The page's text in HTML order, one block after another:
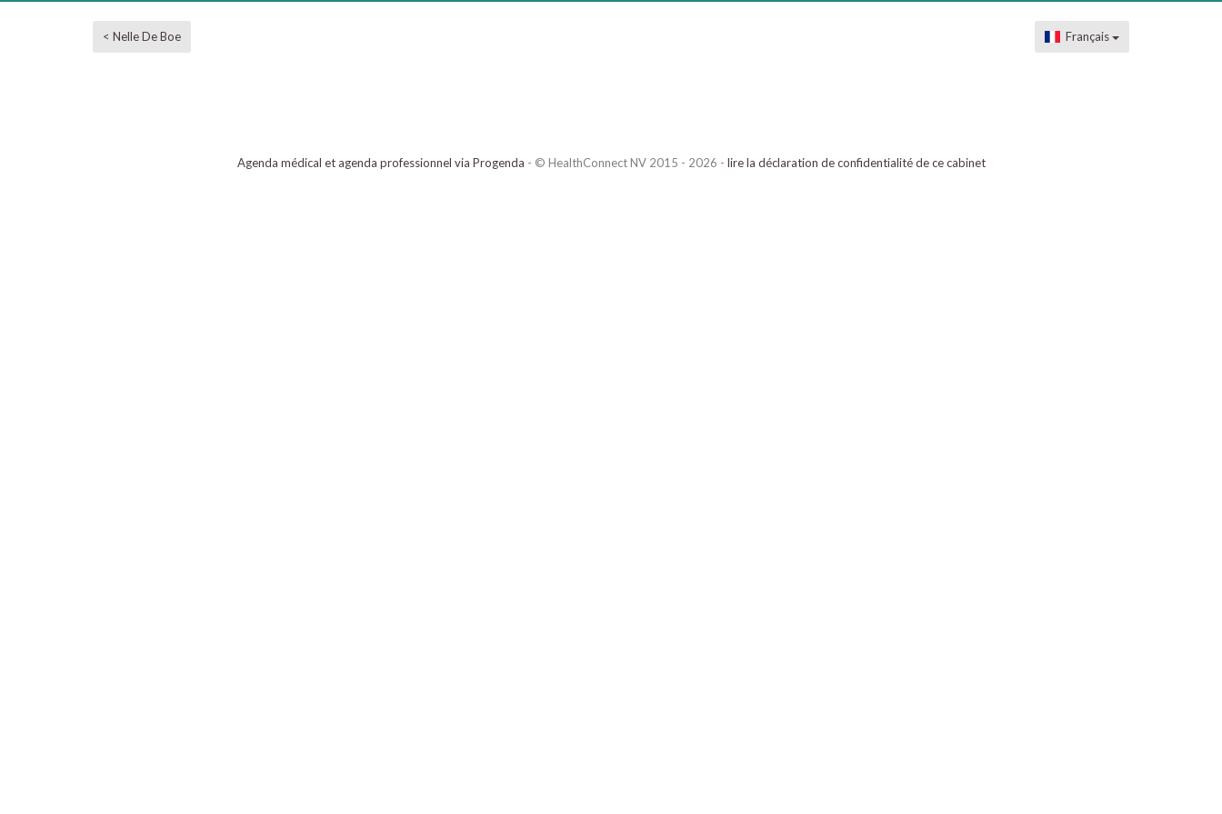
< Nelle De Boe Français
Agenda médical et agenda professionnel via Progenda - © HealthConnect NV 2015 - 2026 - lire la déclaration de confidentialité de ce cabinet